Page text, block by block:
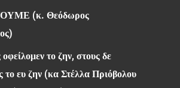
(κ. Θεόδωρος
οφείλομεν το ζην, στους δε
το ευ ζην (κα Στέλλα Πριόβολου